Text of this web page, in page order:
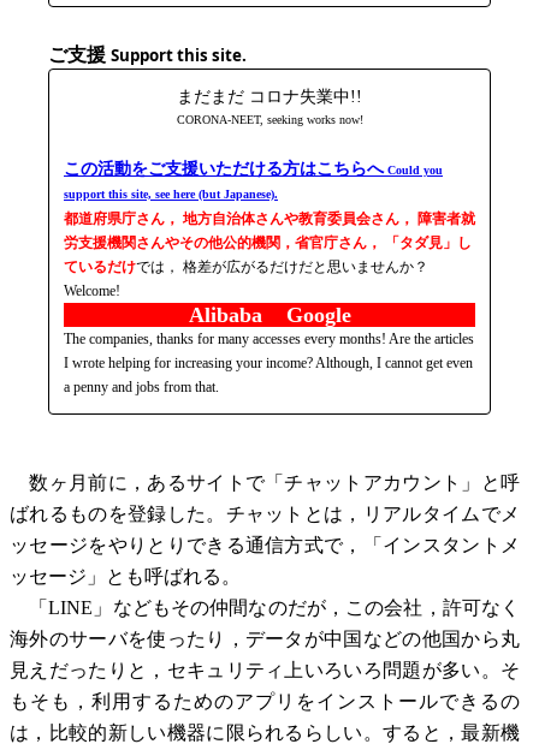
ご支援 Support this site.
まだまだ コロナ失業中!!
CORONA-NEET, seeking works now!
この活動をご支援いただける方はこちらへCould you
support this site, see here (but Japanese).
都道府県庁さん， 地方自治体さんや教育委員会さん， 障害者就
労支援機関さんやその他公的機関，省官庁さん， 「タダ見」し
ているだけでは， 格差が広がるだけだと思いませんか？
Welcome!
Alibaba Google
The companies, thanks for many accesses every months! Are the articles
I wrote helping for increasing your income? Although, I cannot get even
a penny and jobs from that.
数ヶ月前に，あるサイトで「チャットアカウント」と呼
ばれるものを登録した。チャットとは，リアルタイムでメ
ッセージをやりとりできる通信方式で，「インスタントメ
ッセージ」とも呼ばれる。
「LINE」などもその仲間なのだが，この会社，許可なく
海外のサーバを使ったり，データが中国などの他国から丸
見えだったりと，セキュリティ上いろいろ問題が多い。そ
もそも，利用するためのアプリをインストールできるの
は，比較的新しい機器に限られるらしい。すると，最新機